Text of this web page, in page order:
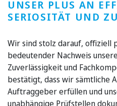
UNSER PLUS AN
SERIOSITÄT UND
Wir sind stolz darauf, offiziell
bedeutender Nachweis
Zuverlässigkeit und
bestätigt, dass wir sämtliche
Auftraggeber erfüllen und
unabhängige Prüfstellen